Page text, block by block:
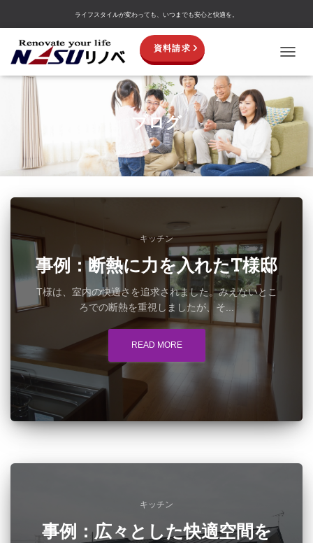
ライフスタイルが変わっても、いつまでも安心と快適を。
資料請求
ブログ
キッチン
事例：断熱に力を入れたT様邸
T様は、室内の快適さを追求されました。みえないとこ
ろでの断熱を重視しましたが、そ...
READ MORE
キッチン
事例：広々とした快適空間を